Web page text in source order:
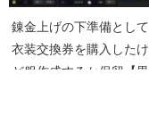
錬金上げの下準備として
衣装交換券を購入したけ
ど服作成するか保留【黒